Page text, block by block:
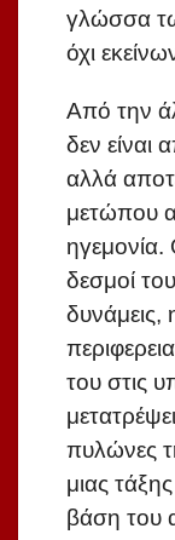
γλώσσα
όχι
Από την
δεν είναι
αλλά
μετώπου
ηγεμονία.
δεσμοί
δυνάμεις,
του στις
πυλώνες
μιας
βάση του